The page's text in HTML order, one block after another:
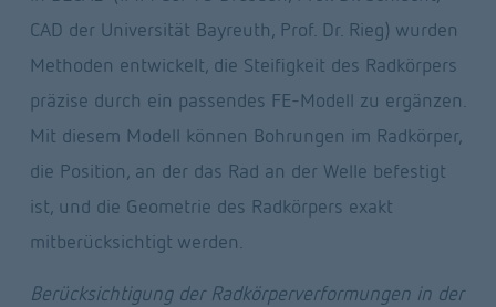
CAD der Universität Bayreuth, Prof. Dr. Rieg) wurden
Methoden entwickelt, die Steifigkeit des Radkörpers
präzise durch ein passendes FE-Modell zu ergänzen.
Mit diesem Modell können Bohrungen im Radkörper,
die Position, an der das Rad an der Welle befestigt
ist, und die Geometrie des Radkörpers exakt
mitberücksichtigt werden.
Berücksichtigung der Radkörperverformungen in der